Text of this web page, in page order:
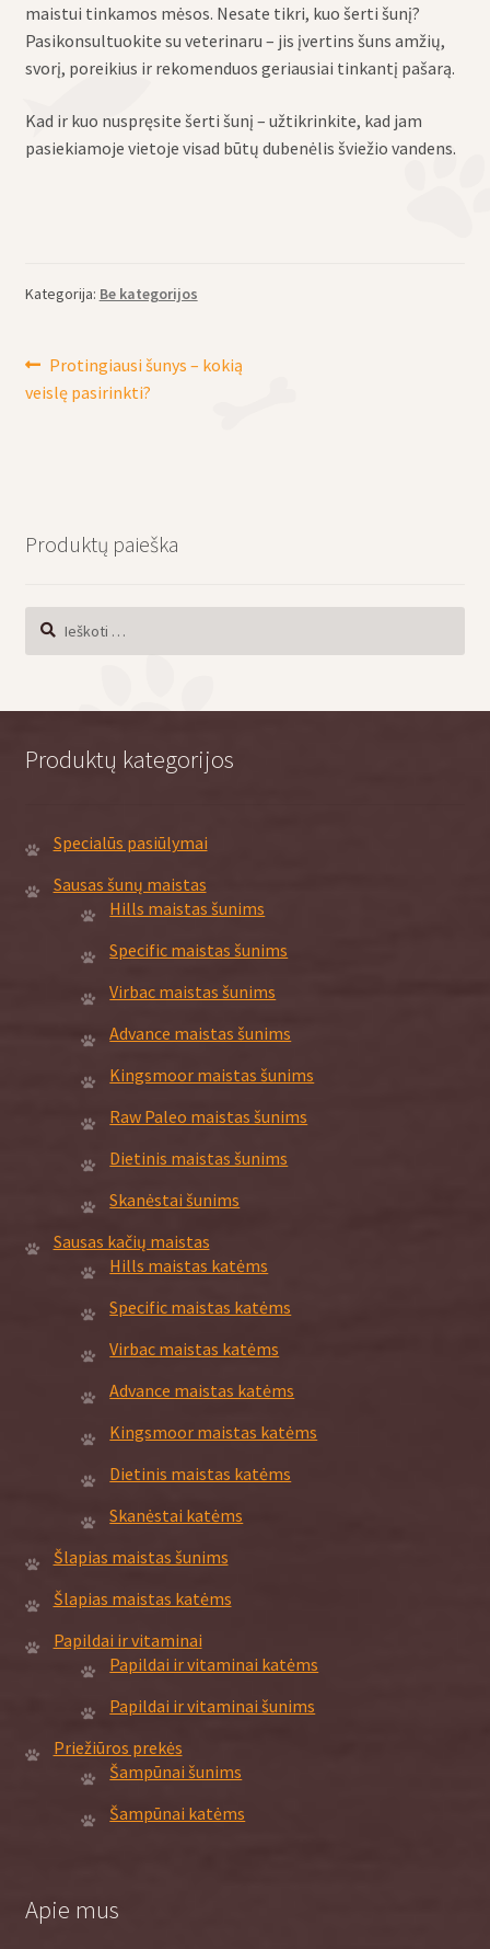
maistui tinkamos mėsos. Nesate tikri, kuo šerti šunį?
Pasikonsultuokite su veterinaru – jis įvertins šuns amžių,
svorį, poreikius ir rekomenduos geriausiai tinkantį pašarą.
Kad ir kuo nuspręsite šerti šunį – užtikrinkite, kad jam
pasiekiamoje vietoje visad būtų dubenėlis šviežio vandens.
Kategorija: Be kategorijos
Navigacija
tarp
Ankstenis
įrašas:
Protingiausi šunys – kokią
veislę pasirinkti?
Produktų paieška
Ieškoti:
Produktų kategorijos
Specialūs pasiūlymai
Sausas šunų maistas
Hills maistas šunims
Specific maistas šunims
Virbac maistas šunims
Advance maistas šunims
Kingsmoor maistas šunims
Raw Paleo maistas šunims
Dietinis maistas šunims
Skanėstai šunims
Sausas kačių maistas
Hills maistas katėms
Specific maistas katėms
Virbac maistas katėms
Advance maistas katėms
Kingsmoor maistas katėms
Dietinis maistas katėms
Skanėstai katėms
Šlapias maistas šunims
Šlapias maistas katėms
Papildai ir vitaminai
Papildai ir vitaminai katėms
Papildai ir vitaminai šunims
Priežiūros prekės
Šampūnai šunims
Šampūnai katėms
Apie mus